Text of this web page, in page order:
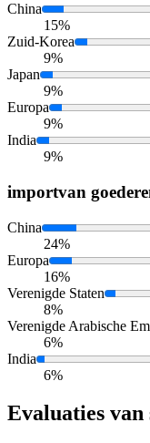
China
15%
Zuid-Korea
9%
Japan
9%
Europa
9%
India
9%
importvan
China
24%
Europa
16%
Verenigde Staten
8%
Verenigde Arabische
6%
India
6%
Evaluaties